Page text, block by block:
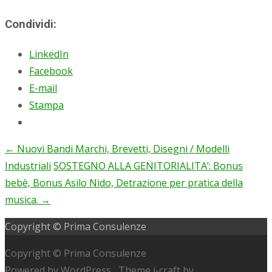
Condividi:
LinkedIn
Facebook
E-mail
Stampa
Post
navigation
← Nuovi Bandi Marchi, Brevetti, Disegni / Modelli
Industriali SOSTEGNO ALLA GENITORIALITA’: Bonus
bebè, Bonus Asilo Nido, Detrazione per pratica della
musica. →
Copyright © Prima Consulenze
Copyright © Prima Consulenze